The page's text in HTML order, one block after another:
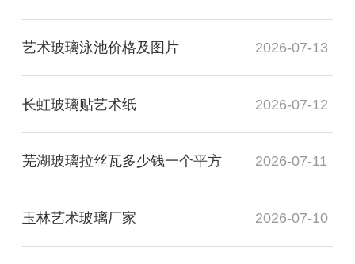
艺术玻璃泳池价格及图片 2026-07-13
长虹玻璃贴艺术纸 2026-07-12
芜湖玻璃拉丝瓦多少钱一个平方 2026-07-11
玉林艺术玻璃厂家 2026-07-10